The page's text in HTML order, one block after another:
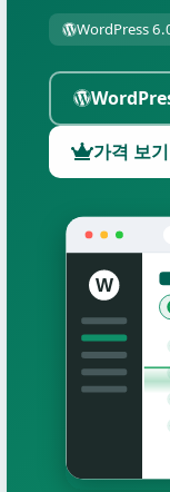
WordPress
가격 보기
W